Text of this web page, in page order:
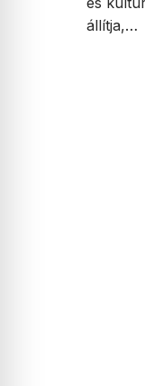
állítja,…